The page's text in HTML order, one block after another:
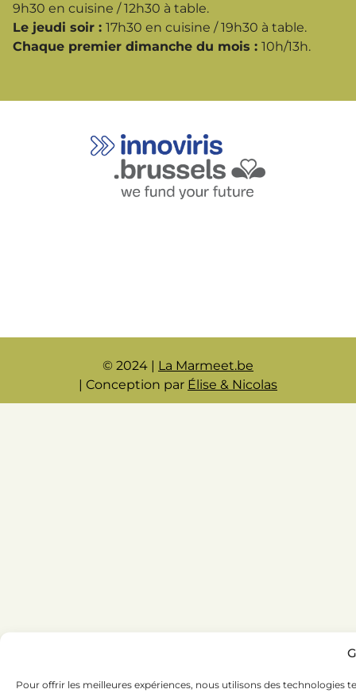
Pour offrir les meilleures expériences, nous utilisons des technologies
9h30 en cuisine / 12h30 à table.
Le jeudi soir : 17h30 en cuisine / 19h30 à table.
Chaque premier dimanche du mois : 10h/13h.
© 2024 | La Marmeet.be
| Conception par Élise & Nicolas